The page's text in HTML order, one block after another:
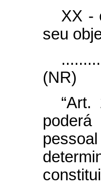
XX -
seu
(NR)